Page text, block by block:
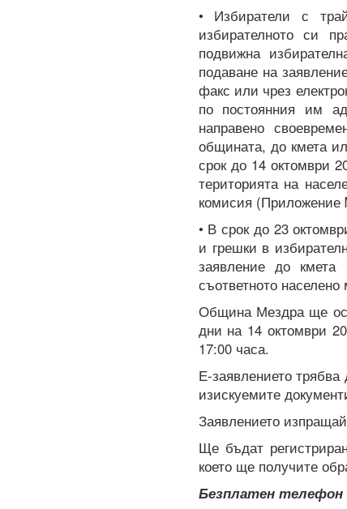
• Избиратели с
избирателното си
подвижна
подаване на
факс или чрез
по постоянния им
направено
общината, до кмета
срок до 14 октомври
територията на
комисия
• В срок до 23
и грешки в
заявление до
съответното
Община Мездра ще
дни на 14 октомври
17:00 часа.
Е-заявлението
изискуемите
Заявлението
Ще бъдат
което ще получите
Безплатен телефон